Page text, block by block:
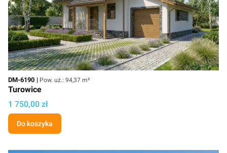
Kod
DM-6190 Powierzchnia użytkowa
Pow. uż.: 94,37 m²
Turowice
Cena projektu
1 750,00 zł
Do koszyka